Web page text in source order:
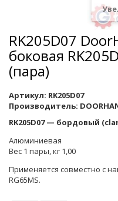
RK205D07
боковая
(пара)
Артикул: RK205D07
Производитель:
RK205D07 — бордовый
Алюминиевая
Вес 1 пары, кг 1,00
Применяется совместно с
RG65MS.